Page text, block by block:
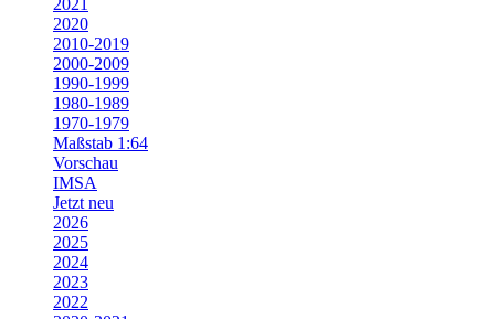
2021
2020
2010-2019
2000-2009
1990-1999
1980-1989
1970-1979
Maßstab 1:64
Vorschau
IMSA
Jetzt neu
2026
2025
2024
2023
2022